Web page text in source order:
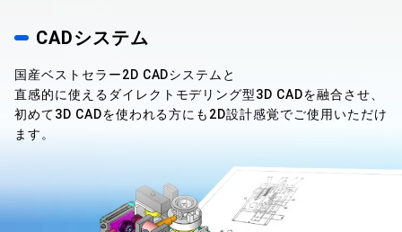
CADシステム
国産ベストセラー2D CADシステムと
直感的に使えるダイレクトモデリング型3D CADを融合させ、
初めて3D CADを使われる方にも2D設計感覚でご使用いただけ
ます。